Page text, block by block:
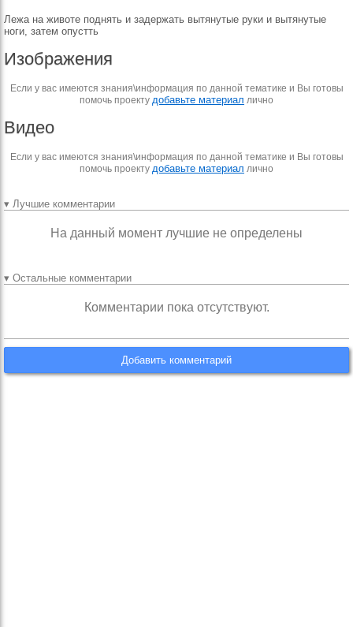
Лежа на животе поднять и задержать вытянутые руки и вытянутые
ноги, затем опустть
Изображения
Если у вас имеются знания\информация по данной тематике и Вы готовы
помочь проекту добавьте материал лично
Видео
Если у вас имеются знания\информация по данной тематике и Вы готовы
помочь проекту добавьте материал лично
▾ Лучшие комментарии
На данный момент лучшие не определены
▾ Остальные комментарии
Комментарии пока отсутствуют.
Добавить комментарий